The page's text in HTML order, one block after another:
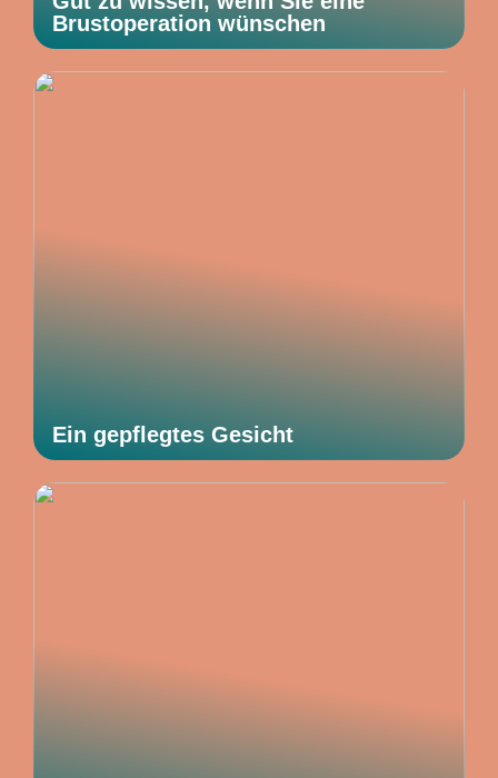
Brustoperation wünschen
Ein gepflegtes Gesicht